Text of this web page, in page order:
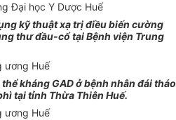
Đại học Y Dược Huế
kỹ thuật xạ trị điều biến cường
thư đầu-cổtại Bệnh viện Trung
ương Huế
kháng GAD ở bệnh nhân đái tháo
tại tỉnh Thừa Thiên Huế.
ương Huế